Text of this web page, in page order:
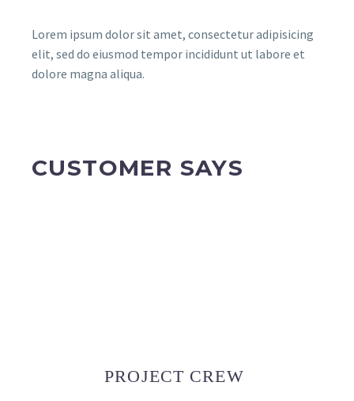
Lorem ipsum dolor sit amet, consectetur adipisicing
elit, sed do eiusmod tempor incididunt ut labore et
dolore magna aliqua.
CUSTOMER SAYS
PROJECT CREW